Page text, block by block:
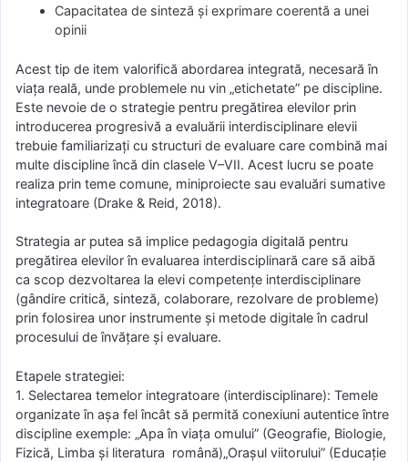
Capacitatea de sinteză și exprimare coerentă a unei
opinii
Acest tip de item valorifică abordarea integrată, necesară în
viața reală, unde problemele nu vin „etichetate” pe discipline.
Este nevoie de o strategie pentru pregătirea elevilor prin
introducerea progresivă a evaluării interdisciplinare elevii
trebuie familiarizați cu structuri de evaluare care combină mai
multe discipline încă din clasele V–VII. Acest lucru se poate
realiza prin teme comune, miniproiecte sau evaluări sumative
integratoare (Drake & Reid, 2018).
Strategia ar putea să implice pedagogia digitală pentru
pregătirea elevilor în evaluarea interdisciplinară care să aibă
ca scop dezvoltarea la elevi competențe interdisciplinare
(gândire critică, sinteză, colaborare, rezolvare de probleme)
prin folosirea unor instrumente și metode digitale în cadrul
procesului de învățare și evaluare.
Etapele strategiei:
1. Selectarea temelor integratoare (interdisciplinare): Temele
organizate în așa fel încât să permită conexiuni autentice între
discipline exemple: „Apa în viața omului” (Geografie, Biologie,
Fizică, Limba și literatura română)„Orașul viitorului” (Educație